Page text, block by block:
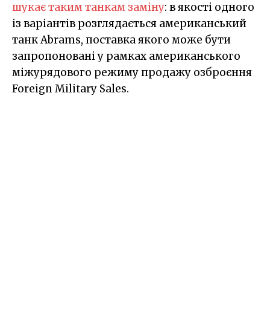
шукає таким танкам заміну: в якості одного
із варіантів розглядається американський
танк Abrams, поставка якого може бути
запропоновані у рамках американського
міжурядового режиму продажу озброєння
Foreign Military Sales.